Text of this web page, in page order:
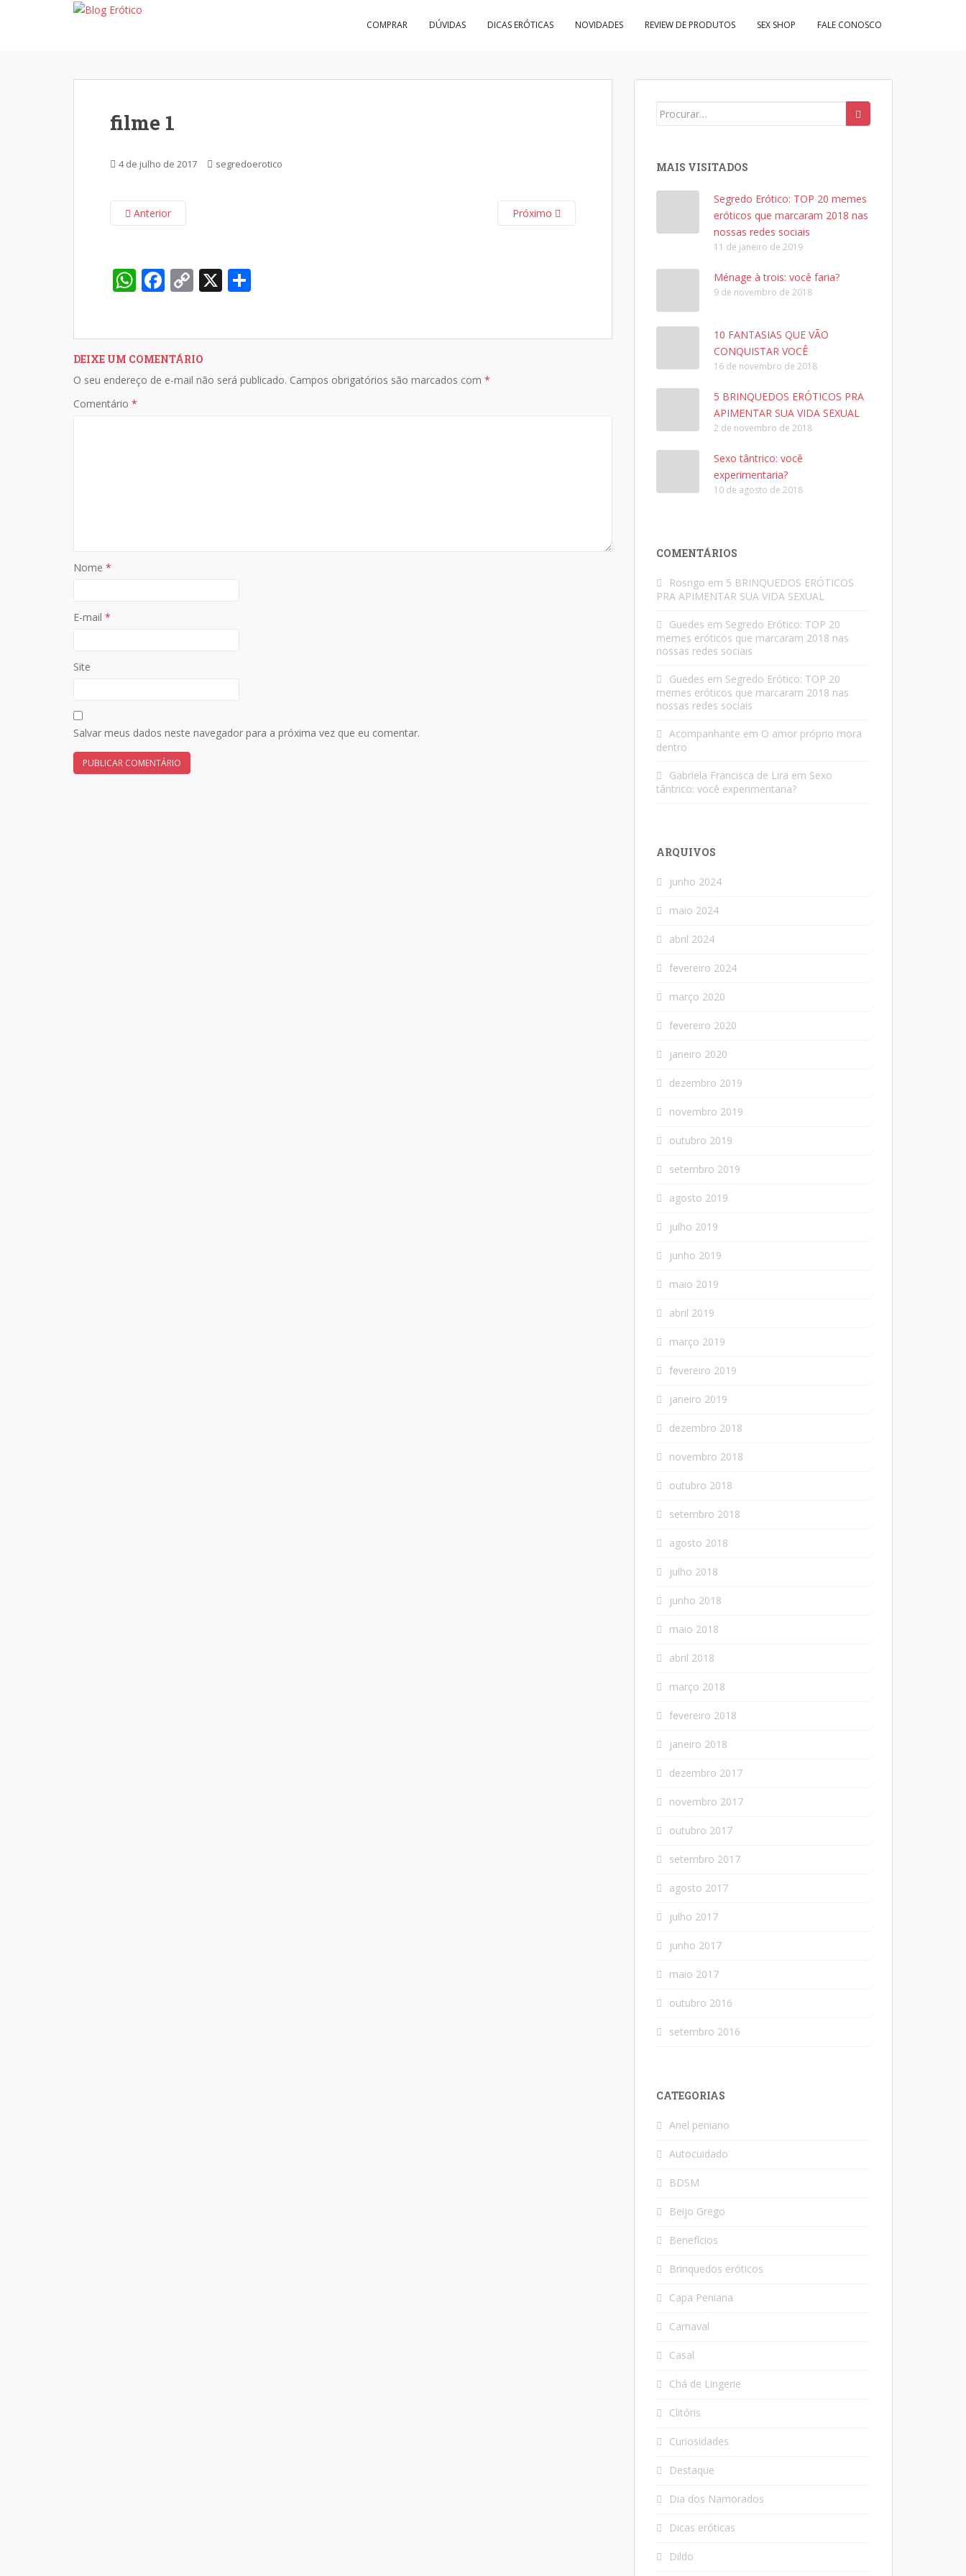
COMPRAR DÚVIDAS DICAS ERÓTICAS NOVIDADES REVIEW DE PRODUTOS SEX SHOP FALE CONOSCO
filme 1
4 de julho de 2017 segredoerotico
Anterior Próximo
W
s
A
p
F
b
o
C
y
Li
X
e
DEIXE UM COMENTÁRIO
O seu endereço de e-mail não será publicado. Campos obrigatórios são marcados com *
Comentário *
Nome *
E-mail *
Site
Salvar meus dados neste navegador para a próxima vez que eu comentar.
Search
MAIS VISITADOS
Segredo Erótico: TOP 20 memes
eróticos que marcaram 2018 nas
nossas redes sociais
11 de janeiro de 2019
Ménage à trois: você faria?
9 de novembro de 2018
10 FANTASIAS QUE VÃO
CONQUISTAR VOCÊ
16 de novembro de 2018
5 BRINQUEDOS ERÓTICOS PRA
APIMENTAR SUA VIDA SEXUAL
2 de novembro de 2018
Sexo tântrico: você
experimentaria?
10 de agosto de 2018
COMENTÁRIOS
Rosrigo em 5 BRINQUEDOS ERÓTICOS
PRA APIMENTAR SUA VIDA SEXUAL
Guedes em Segredo Erótico: TOP 20
memes eróticos que marcaram 2018 nas
nossas redes sociais
Guedes em Segredo Erótico: TOP 20
memes eróticos que marcaram 2018 nas
nossas redes sociais
Acompanhante em O amor próprio mora
dentro
Gabriela Francisca de Lira em Sexo
tântrico: você experimentaria?
ARQUIVOS
junho 2024
maio 2024
abril 2024
fevereiro 2024
março 2020
fevereiro 2020
janeiro 2020
dezembro 2019
novembro 2019
outubro 2019
setembro 2019
agosto 2019
julho 2019
junho 2019
maio 2019
abril 2019
março 2019
fevereiro 2019
janeiro 2019
dezembro 2018
novembro 2018
outubro 2018
setembro 2018
agosto 2018
julho 2018
junho 2018
maio 2018
abril 2018
março 2018
fevereiro 2018
janeiro 2018
dezembro 2017
novembro 2017
outubro 2017
setembro 2017
agosto 2017
julho 2017
junho 2017
maio 2017
outubro 2016
setembro 2016
CATEGORIAS
Anel peniano
Autocuidado
BDSM
Beijo Grego
Benefícios
Brinquedos eróticos
Capa Peniana
Carnaval
Casal
Chá de Lingerie
Clitóris
Curiosidades
Destaque
Dia dos Namorados
Dicas eróticas
Dildo